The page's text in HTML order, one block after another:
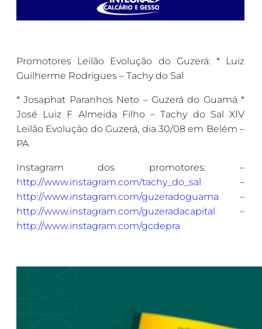
Promotores Leilão Evolução do Guzerá: * Luiz
Guilherme Rodrigues – Tachy do Sal
* Josaphat Paranhos Neto – Guzerá do Guamá *
José Luiz F Almeida Filho – Tachy do Sal XIV
Leilão Evolução do Guzerá, dia 30/08 em Belém –
PA
Instagram dos promotores: –
http://www.instagram.com/tachy_do_sal
–
http://www.instagram.com/guzeradoguama –
http://www.instagram.com/guzeradacapital
–
http://www.instagram.com/gcdepra